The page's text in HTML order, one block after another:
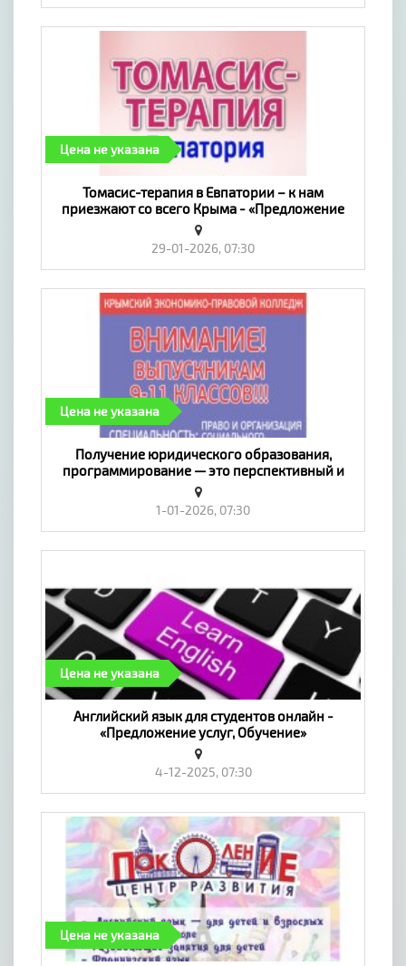
Цена не указана
​Томасис-терапия в Евпатории – к нам
приезжают со всего Крыма - «Предложение
услуг, Обучение»
29-01-2026, 07:30
Цена не указана
​Получение юридического образования,
программирование — это перспективный и
доступный вариант! - «Предложение услуг,
Обучение»
1-01-2026, 07:30
Цена не указана
Английский язык для студентов онлайн -
«Предложение услуг, Обучение»
4-12-2025, 07:30
Цена не указана